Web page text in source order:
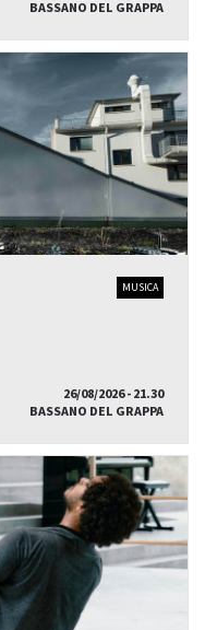
BASSANO DEL GRAPPA
MUSICA
26/08/2026 - 21.30
BASSANO DEL GRAPPA